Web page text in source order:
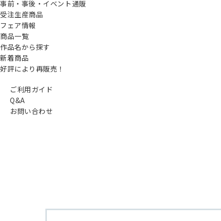
事前・事後・イベント通販
受注生産商品
フェア情報
商品一覧
作品名から探す
新着商品
好評により再販売！
ご利用ガイド
Q&A
お問い合わせ